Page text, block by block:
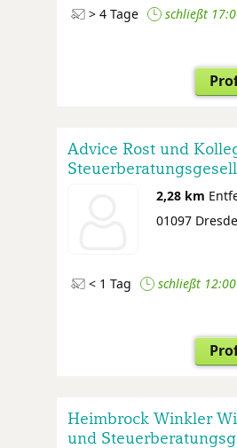
> 4 Tage schließt
Advice Rost und
2,28 km
01097
< 1 Tag schließt 12:00
Heimbrock Winkler
und